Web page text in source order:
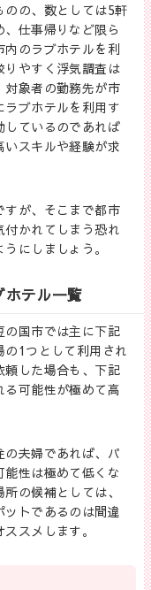
の、数としては5軒
仕事帰りなど限ら
のラブホテルを利
りやすく浮気調査は
対象者の勤務先が市
ブホテルを利用す
しているのであれば
スキルや経験が求
すが、そこまで都市
付かれてしまう恐れ
にしましょう。
ホテル一覧
の国市では主に下記
1つとして利用され
頼した場合も、下記
る可能性が極めて高
夫婦であれば、パ
性は極めて低くな
の候補としては、
トであるのは間違
スメします。